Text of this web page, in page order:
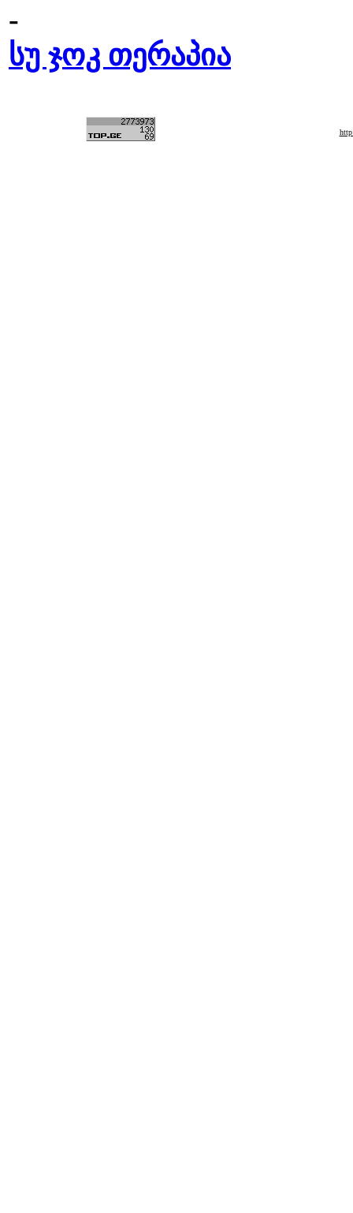
-
სუ ჯოკ თერაპია